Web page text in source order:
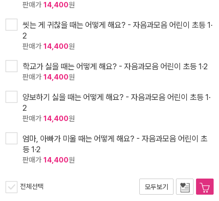
판매가 14,400원
씻는 게 귀찮을 때는 어떻게 해요? - 자음과모음 어린이 초등 1·
2
판매가 14,400원
학교가 싫을 때는 어떻게 해요? - 자음과모음 어린이 초등 1·2
판매가 14,400원
양보하기 싫을 때는 어떻게 해요? - 자음과모음 어린이 초등 1·
2
판매가 14,400원
엄마, 아빠가 미울 때는 어떻게 해요? - 자음과모음 어린이 초
등 1·2
판매가 14,400원
전체선택 모두보기